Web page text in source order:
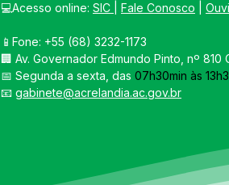
💻Acesso online: SIC Fale Conosco
📱Fone: +55 (68) 3232-1173
🏢 Av. Governador Edmundo Pinto, nº
📅 Segunda a sexta, das 07h30min às
📧 gabinete@acrelandia.ac.gov.br